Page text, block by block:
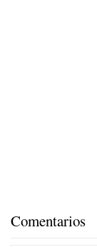
Comentarios